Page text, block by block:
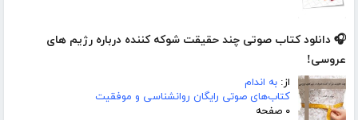
🎧 دانلود کتاب صوتی چند حقیقت شوکه کننده درباره رژیم های
عروسی!
از: به اندام
کتاب‌های صوتی رایگان روانشناسی و موفقیت
۰ صفحه